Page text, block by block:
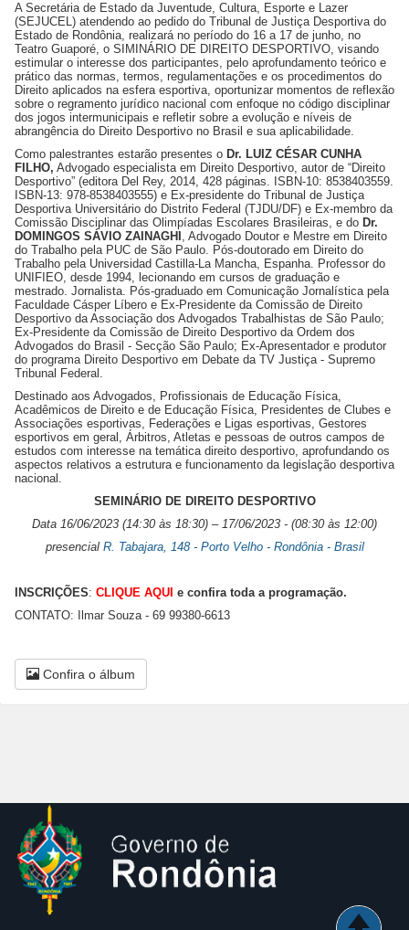
A Secretária de Estado da Juventude, Cultura, Esporte e Lazer
(SEJUCEL) atendendo ao pedido do Tribunal de Justiça Desportiva do
Estado de Rondônia, realizará no período do 16 a 17 de junho, no
Teatro Guaporé, o SIMINÁRIO DE DIREITO DESPORTIVO, visando
estimular o interesse dos participantes, pelo aprofundamento teórico e
prático das normas, termos, regulamentações e os procedimentos do
Direito aplicados na esfera esportiva, oportunizar momentos de reflexão
sobre o regramento jurídico nacional com enfoque no código disciplinar
dos jogos intermunicipais e refletir sobre a evolução e níveis de
abrangência do Direito Desportivo no Brasil e sua aplicabilidade.
Como palestrantes estarão presentes o Dr. LUIZ CÉSAR CUNHA
FILHO, Advogado especialista em Direito Desportivo, autor de “Direito
Desportivo” (editora Del Rey, 2014, 428 páginas. ISBN-10: 8538403559.
ISBN-13: ‎978-8538403555) e Ex-presidente do Tribunal de Justiça
Desportiva Universitário do Distrito Federal (TJDU/DF) e Ex-membro da
Comissão Disciplinar das Olimpíadas Escolares Brasileiras, e do Dr.
DOMINGOS SÁVIO ZAINAGHI , Advogado Doutor e Mestre em Direito
do Trabalho pela PUC de São Paulo. Pós-doutorado em Direito do
Trabalho pela Universidad Castilla-La Mancha, Espanha. Professor do
UNIFIEO, desde 1994, lecionando em cursos de graduação e
mestrado. Jornalista. Pós-graduado em Comunicação Jornalística pela
Faculdade Cásper Líbero e Ex-Presidente da Comissão de Direito
Desportivo da Associação dos Advogados Trabalhistas de São Paulo;
Ex-Presidente da Comissão de Direito Desportivo da Ordem dos
Advogados do Brasil - Secção São Paulo; Ex-Apresentador e produtor
do programa Direito Desportivo em Debate da TV Justiça - Supremo
Tribunal Federal.
Destinado aos Advogados, Profissionais de Educação Física,
Acadêmicos de Direito e de Educação Física, Presidentes de Clubes e
Associações esportivas, Federações e Ligas esportivas, Gestores
esportivos em geral, Árbitros, Atletas e pessoas de outros campos de
estudos com interesse na temática direito desportivo, aprofundando os
aspectos relativos a estrutura e funcionamento da legislação desportiva
nacional.
SEMINÁRIO DE DIREITO DESPORTIVO
Data 16/06/2023 (14:30 às 18:30) – 17/06/2023 - (08:30 às 12:00)
presencial R. Tabajara, 148 - Porto Velho - Rondônia - Brasil
INSCRIÇÕES: CLIQUE AQUI e confira toda a programação.
CONTATO: Ilmar Souza - 69 99380-6613
Confira o álbum